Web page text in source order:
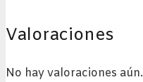
Valoraciones
No hay valoraciones aún.